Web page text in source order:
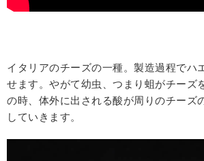
イタリアのチーズの一種。製造過程でハ
せます。やがて幼虫、つまり蛆がチーズ
の時、体外に出される酸が周りのチーズ
していきます。